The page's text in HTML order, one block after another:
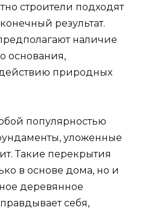
строители подходят
результат.
наличие
основания,
природных
популярностью
уложенные
Такие перекрытия
в основе дома, но и
деревянное
себя,